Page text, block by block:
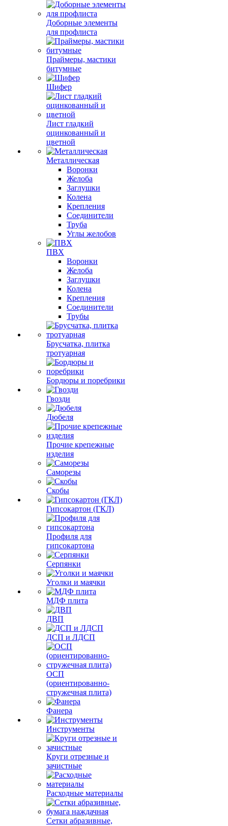
Доборные элементы
для профлиста
Праймеры, мастики
битумные
Шифер
Лист гладкий
оцинкованный и
цветной
Металлическая
Воронки
Желоба
Заглушки
Колена
Крепления
Соединители
Труба
Углы желобов
ПВХ
Воронки
Желоба
Заглушки
Колена
Крепления
Соединители
Трубы
Брусчатка, плитка
тротуарная
Бордюры и поребрики
Гвозди
Дюбеля
Прочие крепежные
изделия
Саморезы
Скобы
Гипсокартон (ГКЛ)
Профиля для
гипсокартона
Серпянки
Уголки и маячки
МДФ плита
ДВП
ДСП и ЛДСП
ОСП
(ориентированно-
стружечная плита)
Фанера
Инструменты
Круги отрезные и
зачистные
Расходные материалы
Сетки абразивные,